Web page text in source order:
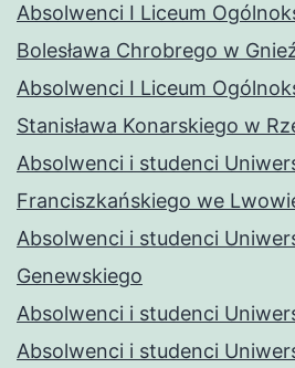
Absolwenci I Liceum
Bolesława Chrobrego w
Absolwenci I Liceum
Stanisława Konarskiego w
Absolwenci i studenci
Franciszkańskiego we
Absolwenci i studenci
Genewskiego
Absolwenci i studenci
Absolwenci i studenci